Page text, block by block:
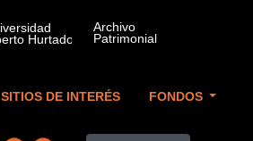
SITIOS DE INTERÉS FONDOS